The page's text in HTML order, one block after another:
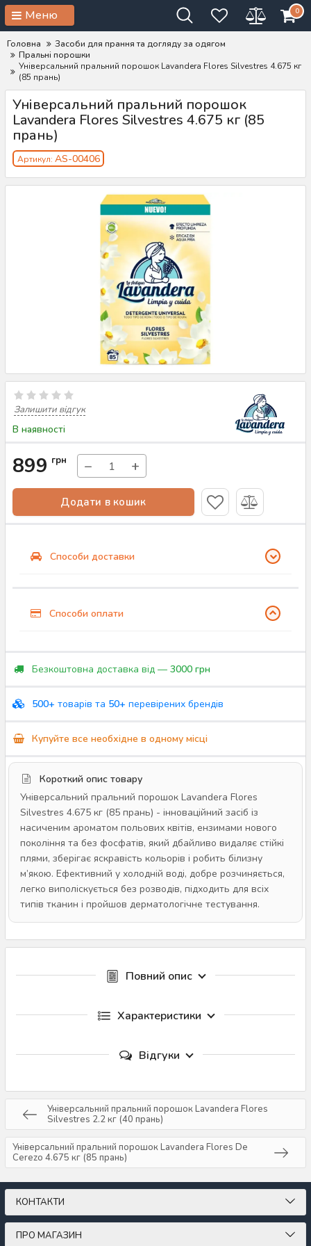
Меню 0
Головна
Засоби для прання та догляду за одягом
Пральні порошки
Універсальний пральний порошок Lavandera Flores Silvestres 4.675 кг
(85 прань)
Універсальний пральний порошок
Lavandera Flores Silvestres 4.675 кг (85
прань)
Артикул: AS-00406
Залишити відгук
В наявності
899 грн − +
Додати в кошик
Способи доставки
Способи оплати
Безкоштовна доставка від — 3000 грн
500+ товарів та 50+ перевірених брендів
Купуйте все необхідне в одному місці
Короткий опис товару
Універсальний пральний порошок Lavandera Flores
Silvestres 4.675 кг (85 прань) - інноваційний засіб із
насиченим ароматом польових квітів, ензимами нового
покоління та без фосфатів, який дбайливо видаляє стійкі
плями, зберігає яскравість кольорів і робить білизну
м’якою. Ефективний у холодній воді, добре розчиняється,
легко виполіскується без розводів, підходить для всіх
типів тканин і пройшов дерматологічне тестування.
Повний опис
Характеристики
Відгуки
Універсальний пральний порошок Lavandera Flores
Silvestres 2.2 кг (40 прань)
Універсальний пральний порошок Lavandera Flores De
Cerezo 4.675 кг (85 прань)
КОНТАКТИ
ПРО МАГАЗИН